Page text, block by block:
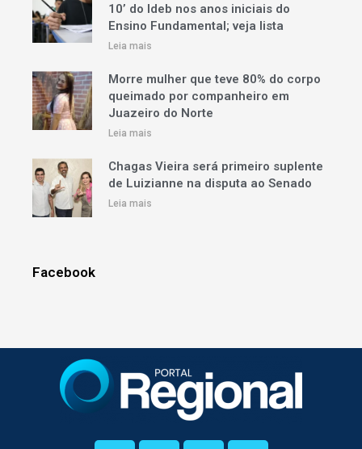
10’ do Ideb nos anos iniciais do
Ensino Fundamental; veja lista
Leia mais
Morre mulher que teve 80% do corpo
queimado por companheiro em
Juazeiro do Norte
Leia mais
Chagas Vieira será primeiro suplente
de Luizianne na disputa ao Senado
Leia mais
Facebook